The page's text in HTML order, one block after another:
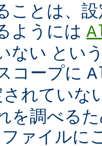
ことは、
ようには
ない とい
コープに
れていな
を調べる
ファイルに